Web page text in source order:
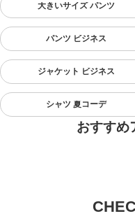
大きいサイズ パンツ
パンツ ビジネス
ジャケット ビジネス
シャツ 夏コーデ
おすすめ